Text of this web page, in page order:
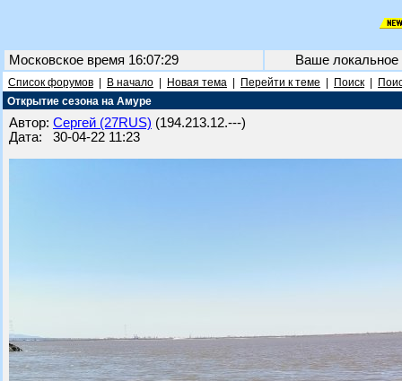
Московское время 16:07:29 Ваше
Список форумов В начало Новая тема Перейти к теме Поиск
Открытие сезона на Амуре
Автор: Сергей (27RUS) (194.213.12.---)
Дата: 30-04-22 11:23